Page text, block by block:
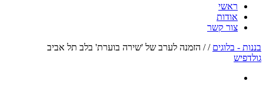
ראשי
אודות
צור קשר
בננות - בלוגים /
/ הזמנה לערב של 'שירה בוערת' בלב תל אביב
גולדפיש